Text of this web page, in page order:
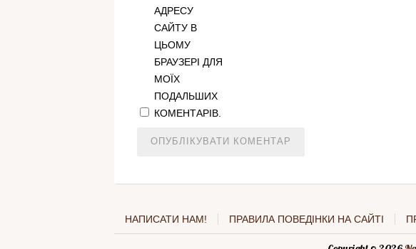
АДРЕСУ
САЙТУ В
ЦЬОМУ
БРАУЗЕРІ ДЛЯ
МОЇХ
ПОДАЛЬШИХ
КОМЕНТАРІВ.
НАПИСАТИ НАМ! ПРАВИЛА ПОВЕДІНКИ НА САЙТІ